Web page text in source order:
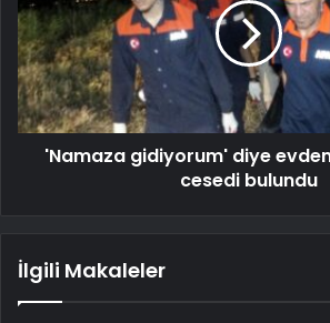
'Namaza gidiyorum' diye evden
cesedi bulundu
İlgili Makaleler